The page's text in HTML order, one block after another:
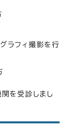
ラフィ撮影を行
を受診しまし